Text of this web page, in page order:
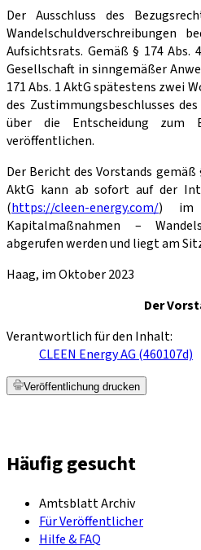
Der Ausschluss des
Wandelschuldverschreibungen
Aufsichtsrats. Gemäß § 174
Gesellschaft in sinngemäßer
171 Abs. 1 AktG spätestens zwei
des Zustimmungsbeschlusses
über die Entscheidung zum
veröffentlichen.
Der Bericht des Vorstands gemäß
AktG kann ab sofort auf der
(https://cleen-energy.com/) im
Kapitalmaßnahmen –
abgerufen werden und liegt am
Haag, im Oktober 2023
Der
Verantwortlich für den Inhalt:
CLEEN Energy AG (460107d)
Veröffentlichung drucken
Häufig gesucht
Amtsblatt Archiv
Für Veröffentlicher
Hilfe & FAQ